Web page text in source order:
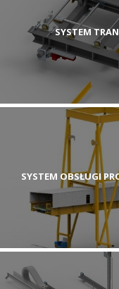
SYSTEM
SYSTEM OBSŁUGI